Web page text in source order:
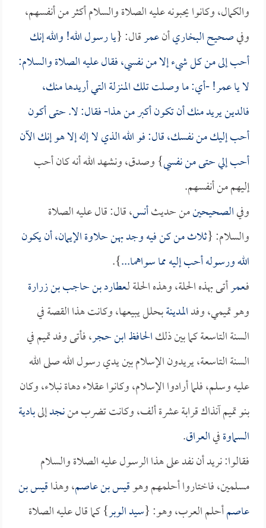
والكمال، وكانوا يحبونه عليه الصلاة والسلام أكثر من أنفسهم،
وفيصحيح البخاريأنعمرقال: {يا رسول الله! والله إنك
أحب إلى من كل شيء إلا من نفسي، فقال عليه الصلاة والسلام:
لا ياعمر! -أي: ما وصلت تلك المنزلة التي أريدها منك،
فالدين يريد منك أن تكون أكبر من هذا- فقال: لا. حتى أكون
أحب إليك من نفسك، قال: فو الله الذي لا إله إلا هو إنك الآن
أحب إلي حتى من نفسي} وصدق، ونشهد الله أنه كان أحب
إليهم من أنفسهم.
وفيالصحيحينمن حديثأنس، قال: قال عليه الصلاة
والسلام: {ثلاث من كن فيه وجد بهن حلاوة الإيمان، أن يكون
الله ورسوله أحب إليه مما سواهما...}.
فـعمرأتى بهذه الحلة، وهذه الحلة لـعطارد بن حاجب بن زرارة
وهو تميمي، وفدالمدينةبحلل يبيعها، وكانت هذا القصة في
السنة التاسعة كما بين ذلكالحافظ ابن حجر، فأتى وفد تميم في
السنة التاسعة، يريدون الإسلام بين يدي رسول الله صلى الله
عليه وسلم، فلما أرادوا الإسلام، وكانوا عقلاء دهاة نبلاء، وكان
بنو تميم آنذاك قرابة عشرة ألف، وكانت تضرب مننجدإلىبادية
السماوةفيالعراق.
فقالوا: نريد أن نفد على هذا الرسول عليه الصلاة والسلام
مسلمين، فاختاروا أحلمهم وهوقيس بن عاصم، وهذاقيس بن
عاصمأحلم العرب، وهو: {سيد الوبر} كما قال عليه الصلاة